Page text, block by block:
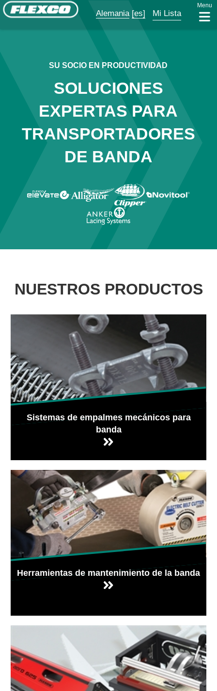
Alemania [es] Mi Lista
Menu
SU SOCIO EN PRODUCTIVIDAD
SOLUCIONES
EXPERTAS PARA
TRANSPORTADORES
DE BANDA
NUESTROS PRODUCTOS
Sistemas de empalmes mecánicos para
banda
Herramientas de mantenimiento de la banda